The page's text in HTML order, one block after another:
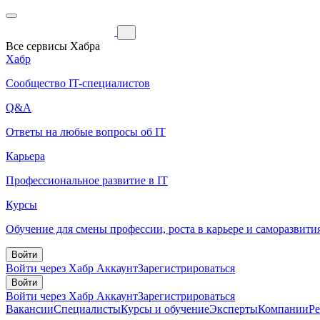
Все сервисы Хабра
Хабр
Сообщество IT-специалистов
Q&A
Ответы на любые вопросы об IT
Карьера
Профессиональное развитие в IT
Курсы
Обучение для смены профессии, роста в карьере и
Войти
Войти через Хабр АккаунтЗарегистрироваться
Войти
Войти через Хабр АккаунтЗарегистрироваться
ВакансииСпециалистыКурсы и обучениеЭкспертыКомпании